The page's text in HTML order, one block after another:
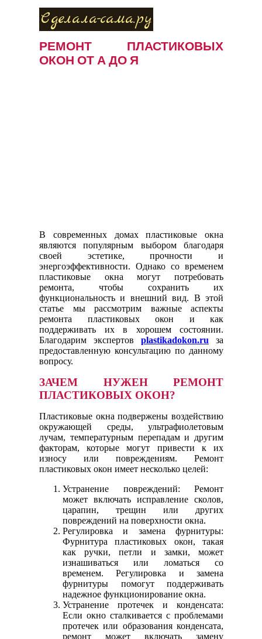
Сделала-сама.ру
РЕМОНТ ПЛАСТИКОВЫХ
ОКОН ОТ А ДО Я
В современных домах пластиковые окна
являются популярным выбором благодаря
своей эстетике, прочности и
энергоэффективности. Однако со временем
пластиковые окна могут потребовать
ремонта, чтобы сохранить их
функциональность и внешний вид. В этой
статье мы рассмотрим важные аспекты
ремонта пластиковых окон и как
поддерживать их в хорошем состоянии.
Благодарим экспертов plastikadokon.ru за
предоставленную консультацию по данному
вопросу.
ЗАЧЕМ НУЖЕН РЕМОНТ
ПЛАСТИКОВЫХ ОКОН?
Пластиковые окна подвержены воздействию
окружающей среды, ультрафиолетовым
лучам, температурным перепадам и другим
факторам, которые могут привести к их
износу или повреждениям. Ремонт
пластиковых окон имеет несколько целей:
Устранение повреждений: Ремонт
может включать исправление сколов,
царапин, трещин или других
повреждений на поверхности окна.
Регулировка и замена фурнитуры:
Фурнитура пластиковых окон, такая
как ручки, петли и замки, может
изнашиваться или ломаться со
временем. Регулировка и замена
фурнитуры помогут поддерживать
надежное функционирование окна.
Устранение протечек и конденсата:
Если окно сталкивается с проблемами
протечек или образования конденсата,
ремонт может включать замену